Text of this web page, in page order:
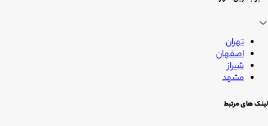
تهران
اصفهان
شیراز
مشهد
لینک های مرتبط